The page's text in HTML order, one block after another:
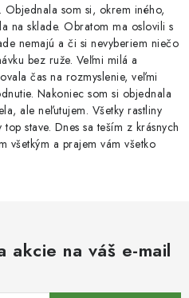
som si, okrem iného,
na sklade. Obratom ma oslovili s
nemajú a či si nevyberiem niečo
bez ruže. Veľmi milá a
čas na rozmyslenie, veľmi
Nakoniec som si objednala
ale neľutujem. Všetky rastliny
stave. Dnes sa teším z krásnych
všetkým a prajem vám všetko
akcie na váš e-mail